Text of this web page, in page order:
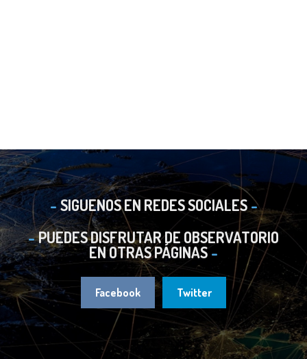
SIGUENOS EN REDES SOCIALES
PUEDES DISFRUTAR DE OBSERVATORIO
EN OTRAS PÁGINAS
Facebook Twitter